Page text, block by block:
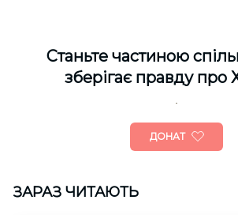
Cтаньте частиною
зберігає правду про
ДОНАТ
ЗАРАЗ ЧИТАЮТЬ